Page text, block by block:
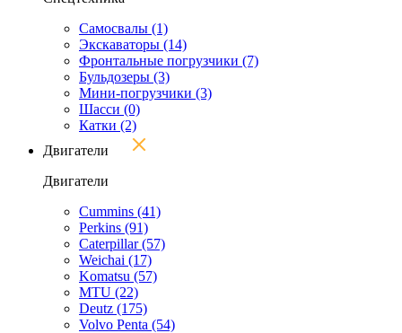
Самосвалы (1)
Экскаваторы (14)
Фронтальные погрузчики (7)
Бульдозеры (3)
Мини-погрузчики (3)
Шасси (0)
Катки (2)
Двигатели
Двигатели
Cummins (41)
Perkins (91)
Caterpillar(57)
Weichai (17)
Komatsu (57)
MTU (22)
Deutz (175)
Volvo Penta (54)